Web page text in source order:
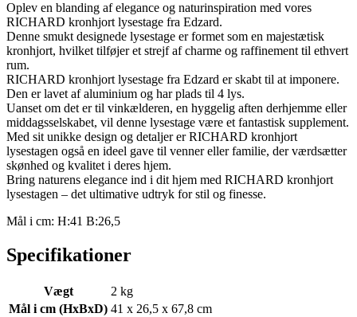
Oplev en blanding af elegance og naturinspiration med vores
RICHARD kronhjort lysestage fra Edzard.
Denne smukt designede lysestage er formet som en majestætisk
kronhjort, hvilket tilføjer et strejf af charme og raffinement til ethvert
rum.
RICHARD kronhjort lysestage fra Edzard er skabt til at imponere.
Den er lavet af aluminium og har plads til 4 lys.
Uanset om det er til vinkælderen, en hyggelig aften derhjemme eller
middagsselskabet, vil denne lysestage være et fantastisk supplement.
Med sit unikke design og detaljer er RICHARD kronhjort
lysestagen også en ideel gave til venner eller familie, der værdsætter
skønhed og kvalitet i deres hjem.
Bring naturens elegance ind i dit hjem med RICHARD kronhjort
lysestagen – det ultimative udtryk for stil og finesse.
Mål i cm: H:41 B:26,5
Specifikationer
Vægt
2 kg
Mål i cm (HxBxD) 41 x 26,5 x 67,8 cm